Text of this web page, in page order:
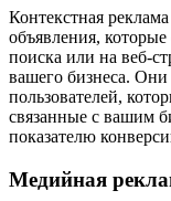
Контекстная
объявления,
поиска или на веб-
вашего бизнеса. Они
пользователей,
связанные с вашим
показателю
Медийная